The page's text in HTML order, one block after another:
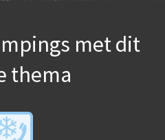
met dit
thema